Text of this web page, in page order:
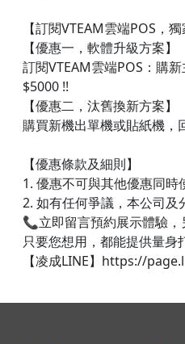
【訂閱VTEAM雲端POS，獨
【優惠一，軟體升級方案】
訂閱VTEAM雲端POS：購
$5000 !!
【優惠二，汰舊換新方案】
購買新機出單機或貼紙機，
【優惠條款及細則】
1. 優惠不可與其他優惠同時
2. 如有任何爭議，本公司及
📞立即留言預約展示體驗，
只要您想用，都能提供量
【凌成LINE】https://